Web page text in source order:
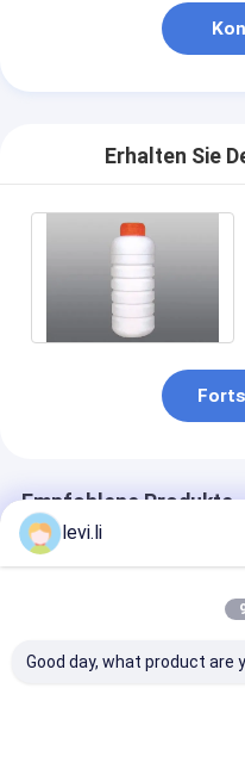
Erhalten Sie
Empfohlene Produkte
levi.li
Good day, what product are